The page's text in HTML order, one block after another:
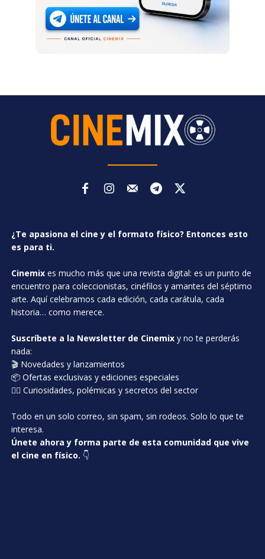
¿Te apasiona el cine y el formato físico? Entonces esto
es para ti.
Cinemix es mucho más que una revista digital: es un punto de
encuentro para coleccionistas, cinéfilos y amantes del séptimo
arte. Aquí celebramos cada edición, cada carátula, cada
historia… como merece.
Suscríbete a la Newsletter de Cinemix y no te perderás
nada:
🎬 Novedades y lanzamientos
📦 Ofertas exclusivas y ediciones especiales
🕵️‍♂️ Curiosidades, polémicas y secretos del sector
Todo en un solo correo, sin spam, sin rodeos. Solo lo que te
interesa.
Únete ahora y forma parte de esta comunidad que vive
el cine en físico. 👇